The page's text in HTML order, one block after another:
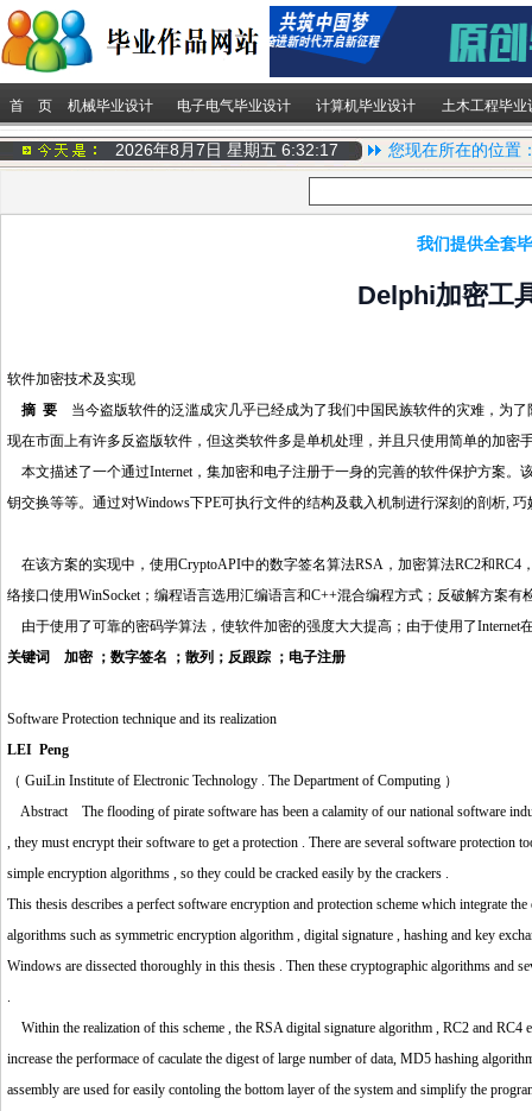
首 页 机械毕业设计 电子电气毕业设计 计算机毕业设计 土木工程毕业
2026年8月7日 星期五 6:32:17 您现在所在的位置
我们提供全套
Delphi加密工
软件加密技术及实现
摘 要
当今盗版软件的泛滥成灾几乎已经成为了我们中国民族软件的灾难，为
现在市面上有许多反盗版软件，但这类软件多是单机处理，并且只使用简单的加密
本文描述了一个通过Internet，集加密和电子注册于一身的完善的软件保护方案
钥交换等等。通过对Windows下PE可执行文件的结构及载入机制进行深刻的剖析,
在该方案的实现中，使用CryptoAPI中的数字签名算法RSA，加密算法RC2和
络接口使用WinSocket；编程语言选用汇编语言和C++混合编程方式；反破解方案
由于使用了可靠的密码学算法，使软件加密的强度大大提高；由于使用了Internet
关键词 加密 ；数字签名 ；散列；反跟踪 ；电子注册
Software Protection technique and its realization
LEI Peng
（ GuiLin Institute of Electronic Technology . The Department of Computing ）
Abstract The flooding of pirate software has been a calamity of our national software
, they must encrypt their software to get a protection . There are several software protection
simple encryption algorithms , so they could be cracked easily by the crackers .
This thesis describes a perfect software encryption and protection scheme which integrate
algorithms such as symmetric encryption algorithm , digital signature , hashing and key
Windows are dissected thoroughly in this thesis . Then these cryptographic algorithms and
.
Within the realization of this scheme , the RSA digital signature algorithm , RC2 and
increase the performace of caculate the digest of large number of data, MD5 hashing
assembly are used for easily contoling the bottom layer of the system and simplify the